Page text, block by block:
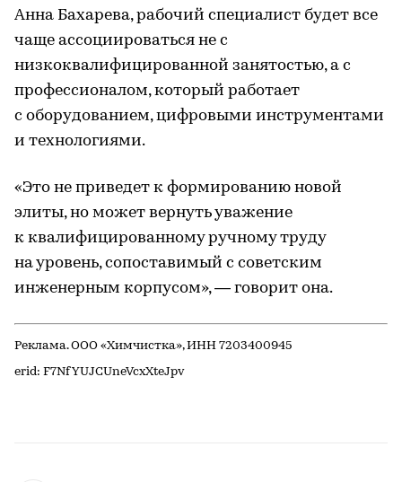
Анна Бахарева, рабочий специалист будет все
чаще ассоциироваться не с
низкоквалифицированной занятостью, а с
профессионалом, который работает
с оборудованием, цифровыми инструментами
и технологиями.
«Это не приведет к формированию новой
элиты, но может вернуть уважение
к квалифицированному ручному труду
на уровень, сопоставимый с советским
инженерным корпусом», — говорит она.
Реклама. ООО «Химчистка», ИНН 7203400945
erid: F7NfYUJCUneVcxXteJpv